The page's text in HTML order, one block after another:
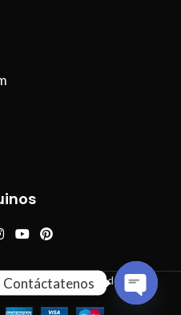
derechos reservados
Contáctatenos